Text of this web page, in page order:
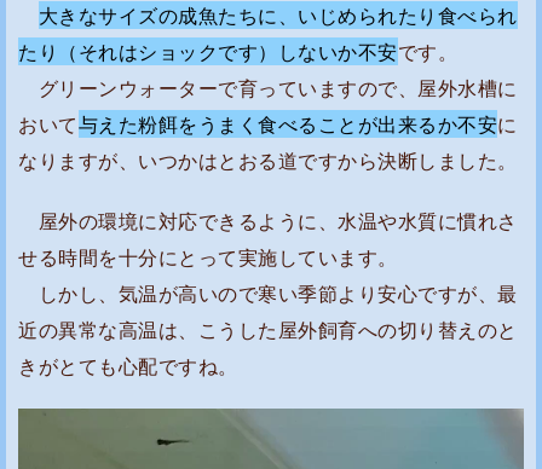
大きなサイズの成魚たちに、いじめられたり食べられ
たり（それはショックです）しないか不安です。
グリーンウォーターで育っていますので、屋外水槽に
おいて与えた粉餌をうまく食べることが出来るか不安に
なりますが、いつかはとおる道ですから決断しました。
屋外の環境に対応できるように、水温や水質に慣れさ
せる時間を十分にとって実施しています。
しかし、気温が高いので寒い季節より安心ですが、最
近の異常な高温は、こうした屋外飼育への切り替えのと
きがとても心配ですね。